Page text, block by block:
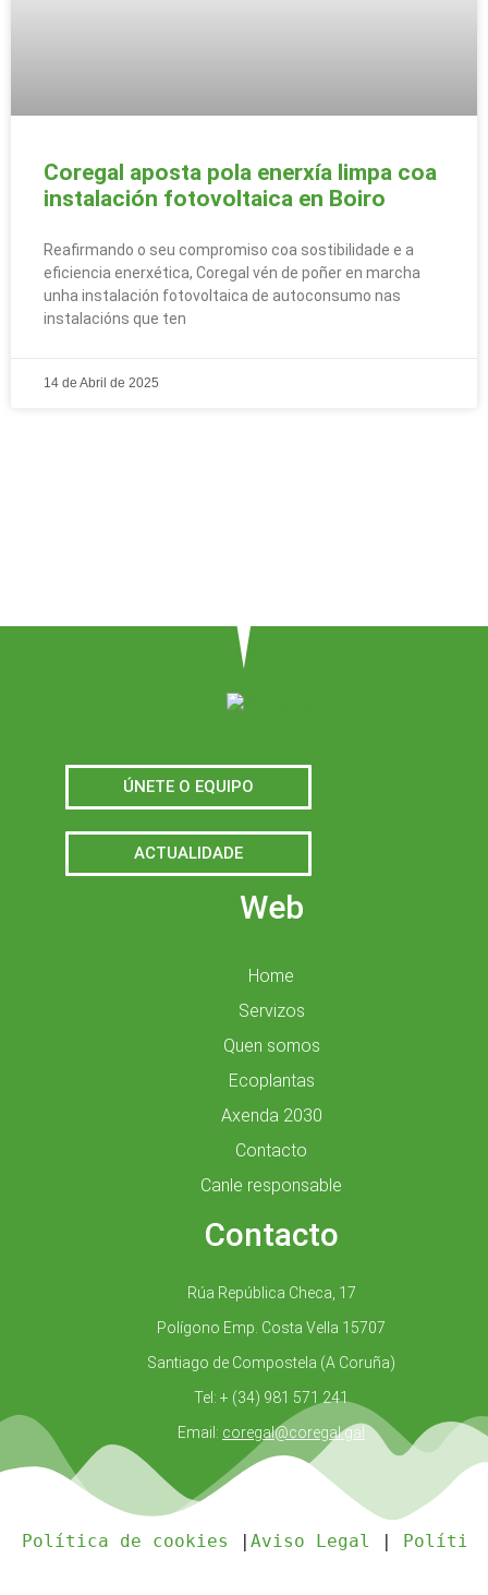
Coregal aposta pola enerxía limpa coa
instalación fotovoltaica en Boiro
Reafirmando o seu compromiso coa sostibilidade e a
eficiencia enerxética, Coregal vén de poñer en marcha
unha instalación fotovoltaica de autoconsumo nas
instalacións que ten
14 de Abril de 2025
ÚNETE O EQUIPO
ACTUALIDADE
Web
Home
Servizos
Quen somos
Ecoplantas
Axenda 2030
Contacto
Canle responsable
Contacto
Rúa República Checa, 17
Polígono Emp. Costa Vella 15707
Santiago de Compostela (A Coruña)
Tel: + (34) 981 571 241
Email: coregal@coregal.gal
Política de cookies Aviso Legal